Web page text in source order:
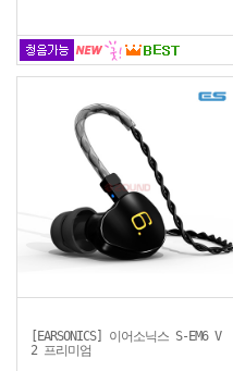
[EARSONICS] 이어소닉스 S-EM6 V
2 프리미엄